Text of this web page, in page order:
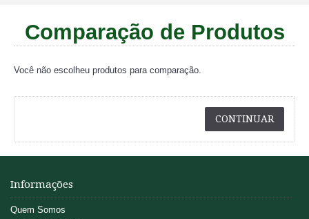
Comparação de Produtos
Você não escolheu produtos para comparação.
CONTINUAR
Informações
Quem Somos